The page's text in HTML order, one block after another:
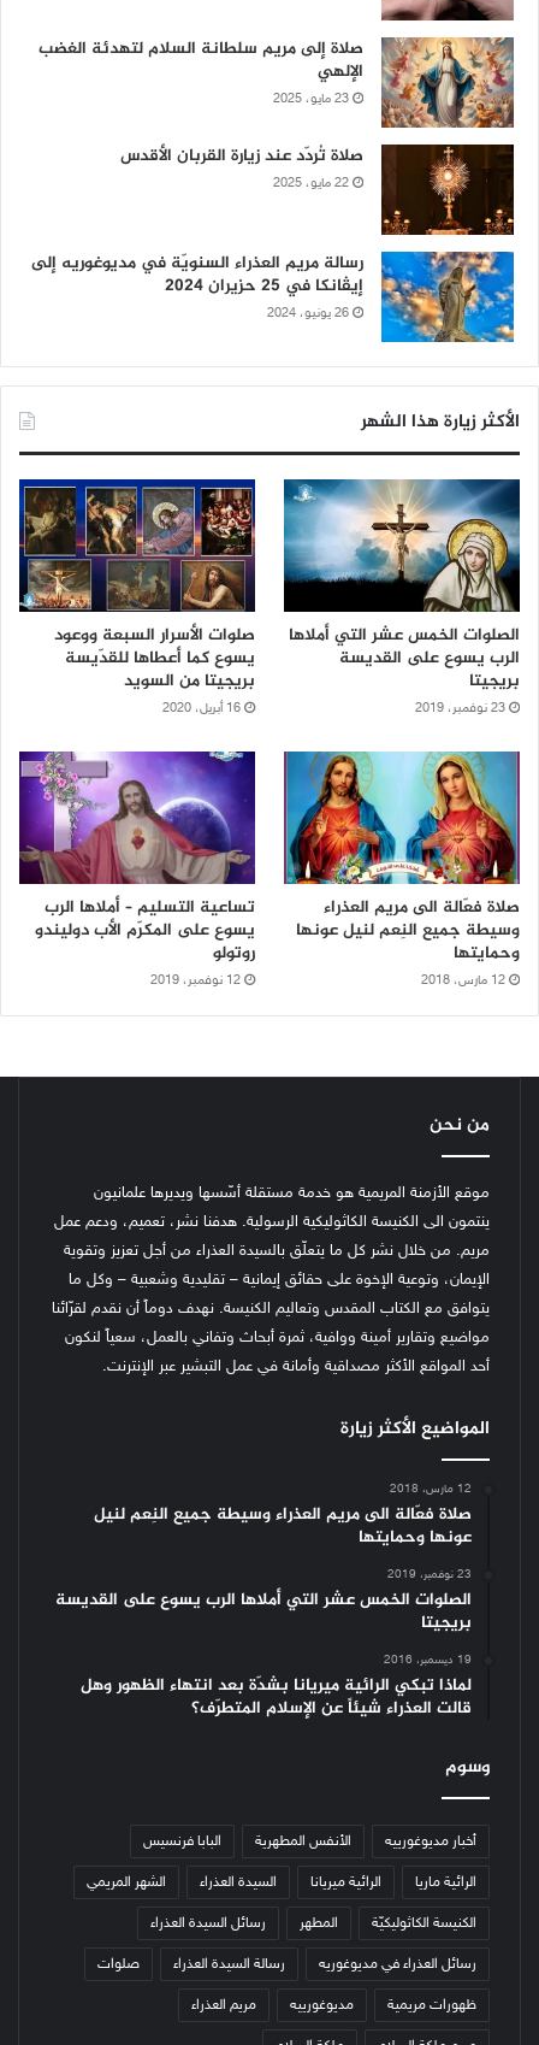
صلاة إلى مريم سلطانة السلام لتهدئة الغضب
الإلهي
23 مايو، 2025
صلاة تُردّد عند زيارة القربان الأقدس
22 مايو، 2025
رسالة مريم العذراء السنويّة في مديوغوريه إلى
إيڤانكا في 25 حزيران 2024
26 يونيو، 2024
الأكثر زيارة هذا الشهر
الصلوات الخمس عشر التي أملاها
الرب يسوع على القديسة
بريجيتا
23 نوفمبر، 2019
صلوات الأسرار السبعة ووعود
يسوع كما أعطاها للقدّيسة
بريجيتا من السويد
16 أبريل، 2020
صلاة فعّالة الى مريم العذراء
وسيطة جميع النِعم لنيل عونها
وحمايتها
12 مارس، 2018
تساعية التسليم – أملاها الرب
يسوع على المكرّم الأب دوليندو
روتولو
12 نوفمبر، 2019
من نحن
موقع الأزمنة المريمية هو خدمة مستقلة أسّسها ويديرها علمانيون
ينتمون الى الكنيسة الكاثوليكية الرسولية. هدفنا نشر، تعميم، ودعم عمل
مريم. من خلال نشر كل ما يتعلّق بالسيدة العذراء من أجل تعزيز وتقوية
الإيمان، وتوعية الإخوة على حقائق إيمانية – تقليدية وشعبية – وكل ما
يتوافق مع الكتاب المقدس وتعاليم الكنيسة. نهدف دوماً أن نقدم لقرّائنا
مواضيع وتقارير أمينة ووافية، ثمرة أبحاث وتفاني بالعمل، سعياً لنكون
أحد المواقع الأكثر مصداقية وأمانة في عمل التبشير عبر الإنترنت.
المواضيع الأكثر زيارة
12 مارس، 2018
صلاة فعّالة الى مريم العذراء وسيطة جميع النِعم لنيل
عونها وحمايتها
23 نوفمبر، 2019
الصلوات الخمس عشر التي أملاها الرب يسوع على القديسة
بريجيتا
19 ديسمبر، 2016
لماذا تبكي الرائية ميريانا بشدّة بعد انتهاء الظهور وهل
قالت العذراء شيئاً عن الإسلام المتطرّف؟
وسوم
أخبار مديوغورييه الأنفس المطهرية البابا فرنسيس
الرائية ماريا الرائية ميريانا السيدة العذراء الشهر المريمي
الكنيسة الكاثوليكيّة المطهر رسائل السيدة العذراء
رسائل العذراء في مديوغوريه رسالة السيدة العذراء صلوات
ظهورات مريمية مديوغورييه مريم العذراء